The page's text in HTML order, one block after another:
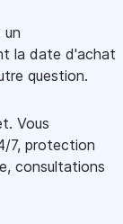
un
la date d'achat
question.
Vous
7, protection
consultations